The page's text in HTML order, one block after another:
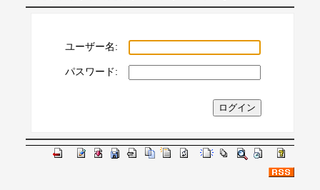
ユーザー名:
パスワード: